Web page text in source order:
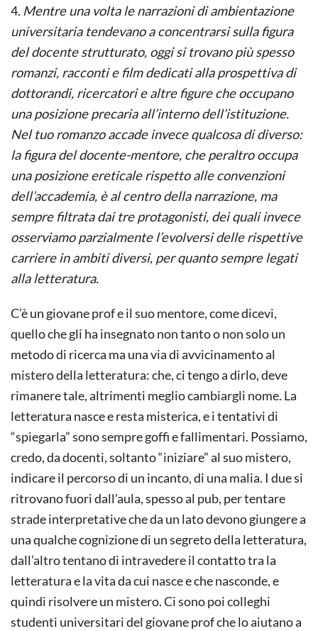
4. Mentre una volta le narrazioni di ambientazione
universitaria tendevano a concentrarsi sulla figura
del docente strutturato, oggi si trovano più spesso
romanzi, racconti e film dedicati alla prospettiva di
dottorandi, ricercatori e altre figure che occupano
una posizione precaria all’interno dell’istituzione.
Nel tuo romanzo accade invece qualcosa di diverso:
la figura del docente-mentore, che peraltro occupa
una posizione ereticale rispetto alle convenzioni
dell’accademia, è al centro della narrazione, ma
sempre filtrata dai tre protagonisti, dei quali invece
osserviamo parzialmente l’evolversi delle rispettive
carriere in ambiti diversi, per quanto sempre legati
alla letteratura.
C’è un giovane prof e il suo mentore, come dicevi,
quello che gli ha insegnato non tanto o non solo un
metodo di ricerca ma una via di avvicinamento al
mistero della letteratura: che, ci tengo a dirlo, deve
rimanere tale, altrimenti meglio cambiargli nome. La
letteratura nasce e resta misterica, e i tentativi di
“spiegarla” sono sempre goffi e fallimentari. Possiamo,
credo, da docenti, soltanto “iniziare” al suo mistero,
indicare il percorso di un incanto, di una malia. I due si
ritrovano fuori dall’aula, spesso al pub, per tentare
strade interpretative che da un lato devono giungere a
una qualche cognizione di un segreto della letteratura,
dall’altro tentano di intravedere il contatto tra la
letteratura e la vita da cui nasce e che nasconde, e
quindi risolvere un mistero. Ci sono poi colleghi
studenti universitari del giovane prof che lo aiutano a